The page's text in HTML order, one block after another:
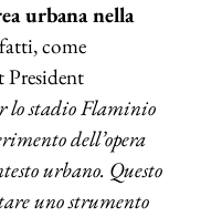
urbana nella
come
President
lo stadio Flaminio
dell’opera
urbano. Questo
uno strumento